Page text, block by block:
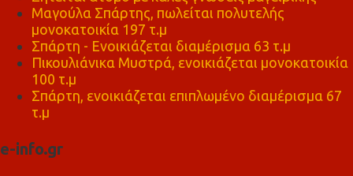
Μαγούλα Σπάρτης, πωλείται πολυτελής
μονοκατοικία 197 τ.μ
Σπάρτη - Ενοικιάζεται διαμέρισμα 63 τ.μ
Πικουλιάνικα Μυστρά, ενοικιάζεται μονοκατοικία
100 τ.μ
Σπάρτη, ενοικιάζεται επιπλωμένο διαμέρισμα 67
τ.μ
e-info.gr